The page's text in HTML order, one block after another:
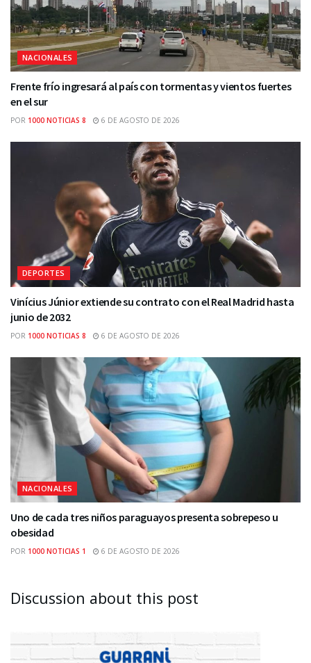
NACIONALES
Frente frío ingresará al país con tormentas y vientos fuertes
en el sur
POR 1000 NOTICIAS 8 6 DE AGOSTO DE 2026
DEPORTES
Vinícius Júnior extiende su contrato con el Real Madrid hasta
junio de 2032
POR 1000 NOTICIAS 8 6 DE AGOSTO DE 2026
NACIONALES
Uno de cada tres niños paraguayos presenta sobrepeso u
obesidad
POR 1000 NOTICIAS 1 6 DE AGOSTO DE 2026
Discussion about this post